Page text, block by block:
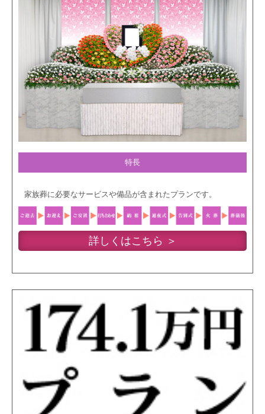
特長
家族葬に必要なサービスや備品が含まれたプランです。
詳しくはこちら ＞